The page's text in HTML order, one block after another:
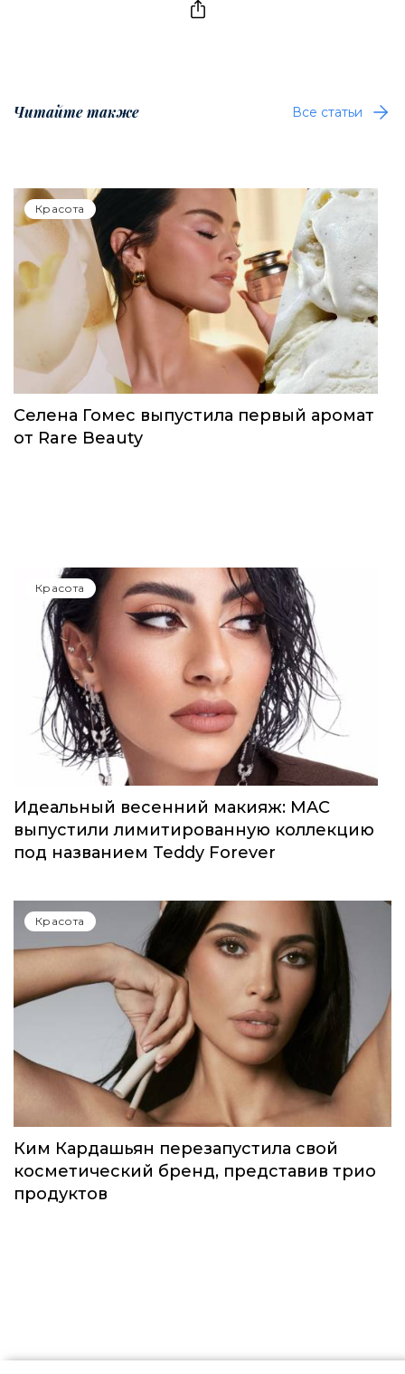
Читайте также Все статьи
Селена Гомес выпустила первый аромат
от Rare Beauty
Красота
Идеальный весенний макияж: MAC
выпустили лимитированную коллекцию
под названием Teddy Forever
Красота